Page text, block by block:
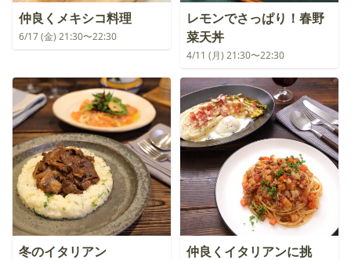
仲良くメキシコ料理
6/17 (金) 21:30〜22:30
レモンでさっぱり！春野
菜天丼
4/11 (月) 21:30〜22:30
冬のイタリアン 仲良くイタリアンに挑